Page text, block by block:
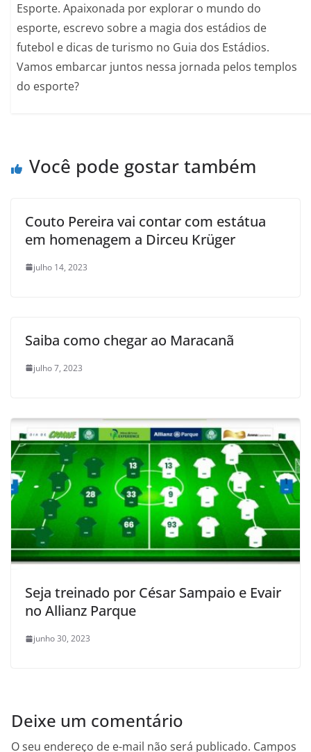
Esporte. Apaixonada por explorar o mundo do
esporte, escrevo sobre a magia dos estádios de
futebol e dicas de turismo no Guia dos Estádios.
Vamos embarcar juntos nessa jornada pelos templos
do esporte?
Você pode gostar também
Couto Pereira vai contar com estátua
em homenagem a Dirceu Krüger
julho 14, 2023
Saiba como chegar ao Maracanã
julho 7, 2023
Seja treinado por César Sampaio e Evair
no Allianz Parque
junho 30, 2023
Deixe um comentário
O seu endereço de e-mail não será publicado. Campos